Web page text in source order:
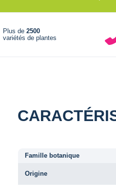
Plus de2500
variétés de plantes
Famille botanique
Origine